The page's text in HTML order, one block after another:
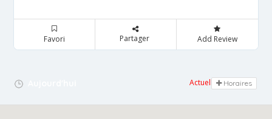
Favori Partager Add Review
Actuellement fermé
Horaires